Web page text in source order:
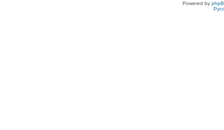
Powered by